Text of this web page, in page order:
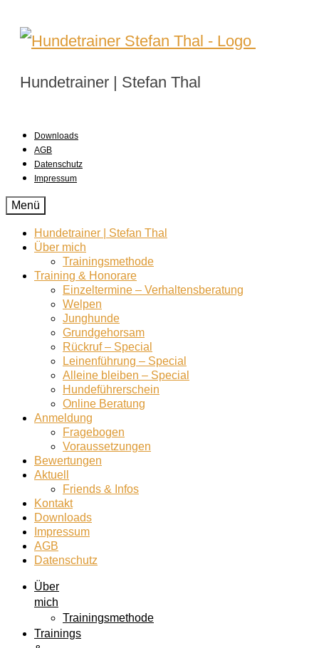
Hundetrainer | Stefan Thal
Downloads
AGB
Datenschutz
Impressum
Menü
Hundetrainer | Stefan Thal
Über mich
Trainingsmethode
Training & Honorare
Einzeltermine – Verhaltensberatung
Welpen
Junghunde
Grundgehorsam
Rückruf – Special
Leinenführung – Special
Alleine bleiben – Special
Hundeführerschein
Online Beratung
Anmeldung
Fragebogen
Voraussetzungen
Bewertungen
Aktuell
Friends & Infos
Kontakt
Downloads
Impressum
AGB
Datenschutz
Über
mich
Trainingsmethode
Trainings